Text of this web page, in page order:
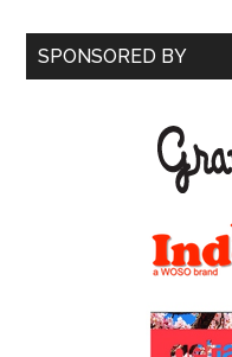
SPONSORED BY